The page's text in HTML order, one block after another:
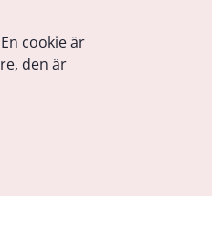
cookie är
den är